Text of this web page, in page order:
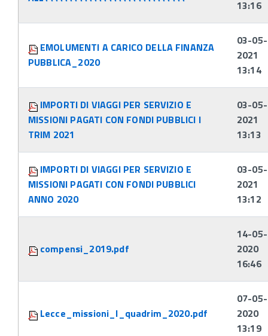
13:16
EMOLUMENTI A CARICO DELLA FINANZA
PUBBLICA_2020
03-05-
2021
13:14
IMPORTI DI VIAGGI PER SERVIZIO E
MISSIONI PAGATI CON FONDI PUBBLICI I
TRIM 2021
03-05-
2021
13:13
IMPORTI DI VIAGGI PER SERVIZIO E
MISSIONI PAGATI CON FONDI PUBBLICI
ANNO 2020
03-05-
2021
13:12
compensi_2019.pdf
14-05-
2020
16:46
Lecce_missioni_I_quadrim_2020.pdf
07-05-
2020
13:19